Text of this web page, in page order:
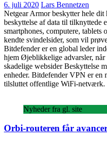
6. juli 2020 Lars Bennetzen
Netgear Armor beskytter hele dit
beskyttelse af data til tilknyttede
smartphones, computere, tablets
kendte svindelsider, som vil
Bitdefender er en global leder
hjem Øjeblikkelige advarsler, når
skadelige websider Beskyttelse
enheder. Bitdefender VPN er en
tilsluttet offentlige WiFi-netværk.
Nyheder fra gl. site
Orbi-routeren får